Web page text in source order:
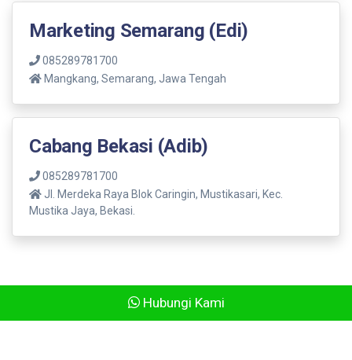
Hubungi Kami
Marketing Semarang (Edi)
085289781700
Mangkang, Semarang, Jawa Tengah
Cabang Bekasi (Adib)
085289781700
Jl. Merdeka Raya Blok Caringin, Mustikasari, Kec.
Mustika Jaya, Bekasi.